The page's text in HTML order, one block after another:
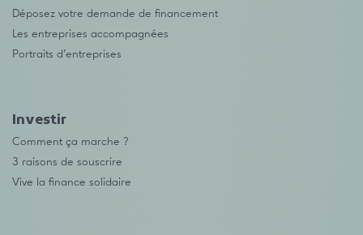
Déposez votre demande de financement
Les entreprises accompagnées
Portraits d’entreprises
Investir
Comment ça marche ?
3 raisons de souscrire
Vive la finance solidaire